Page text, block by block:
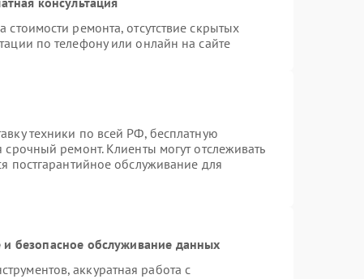
ремонта, отсутствие скрытых
по телефону или онлайн на сайте
техники по всей РФ, бесплатную
ремонт. Клиенты могут отслеживать
постгарантийное обслуживание для
безопасное обслуживание данных
аккуратная работа с